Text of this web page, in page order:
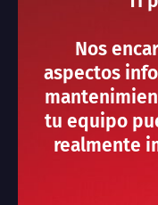
Nos
aspectos
tu equipo
realmente